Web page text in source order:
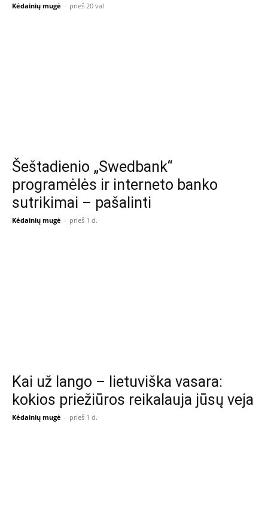
Kėdainių mugė - prieš 20 val
Šeštadienio „Swedbank“
programėlės ir interneto banko
sutrikimai – pašalinti
Kėdainių mugė - prieš 1 d.
Kai už lango – lietuviška vasara:
kokios priežiūros reikalauja jūsų veja
Kėdainių mugė - prieš 1 d.